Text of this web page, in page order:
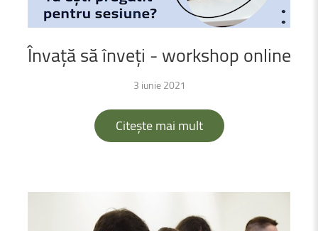
Învațăsăînveți - workshop online
3 iunie 2021
Citește mai mult